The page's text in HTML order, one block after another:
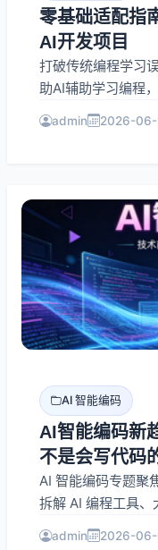
零基础适配指
AI开发项目
打破传统编程学习
助AI辅助学习编程
案例，解决不会代
地完整编程项目。
admin 2026-06-
AI 智能编码
AI智能编码新
不是会写代码
AI 智能编码专题聚
拆解 AI 编程工具、
构、代码生成、低
admin 2026-